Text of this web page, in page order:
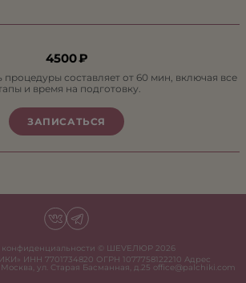
4500 ₽
составляет от 60 мин, включая все
и время на подготовку.
ЗАПИСАТЬСЯ
конфиденциальности © ШЕVЕЛЮР 2026
ИНН 7701734820 ОГРН 1077758122210 Адрес
ул. Старая Басманная, д.25 office@palchiki.com